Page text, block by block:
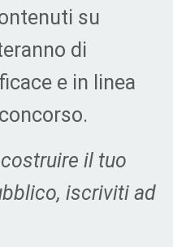
su
di
e in linea
il tuo
iscriviti ad